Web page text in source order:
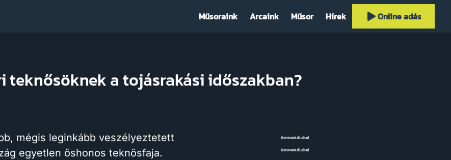
Műsoraink Arcaink Műsor Hírek Online adás
teknősöknek a tojásrakási időszakban?
BannerAdLabel
BannerAdLabel
mégis leginkább veszélyeztetett
egyetlen őshonos teknősfaja.